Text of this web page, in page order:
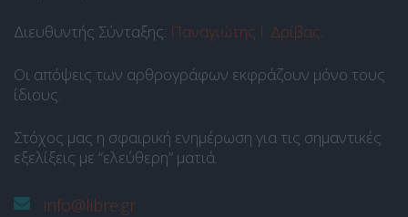
Διευθυντής Σύνταξης: Παναγιώτης Ι. Δρίβας.
Οι απόψεις των αρθρογράφων εκφράζουν μόνο τους
ίδιους.
Στόχος μας η σφαιρική ενημέρωση για τις σημαντικές
εξελίξεις με “ελεύθερη” ματιά.
info@libre.gr